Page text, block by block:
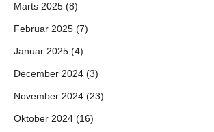
Marts 2025 (8)
Februar 2025 (7)
Januar 2025 (4)
December 2024 (3)
November 2024 (23)
Oktober 2024 (16)